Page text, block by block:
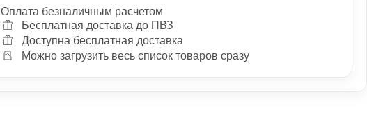
Оплата безналичным расчетом
Бесплатная доставка до ПВЗ
Доступна бесплатная доставка
Можно загрузить весь список товаров сразу